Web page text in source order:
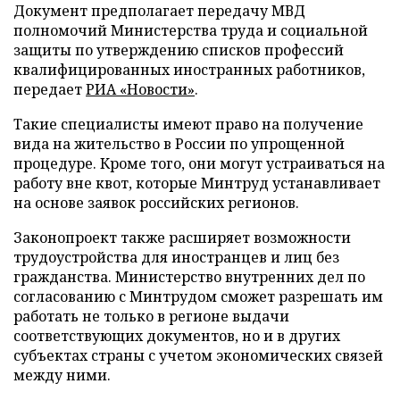
Документ предполагает передачу МВД
полномочий Министерства труда и социальной
защиты по утверждению списков профессий
квалифицированных иностранных работников,
передаетРИА «Новости».
Такие специалисты имеют право на получение
вида на жительство в России по упрощенной
процедуре. Кроме того, они могут устраиваться на
работу вне квот, которые Минтруд устанавливает
на основе заявок российских регионов.
Законопроект также расширяет возможности
трудоустройства для иностранцев и лиц без
гражданства. Министерство внутренних дел по
согласованию с Минтрудом сможет разрешать им
работать не только в регионе выдачи
соответствующих документов, но и в других
субъектах страны с учетом экономических связей
между ними.